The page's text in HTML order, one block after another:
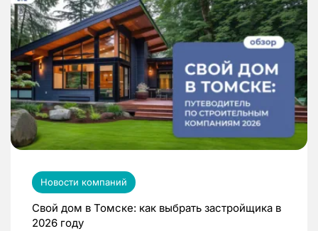
Новости компаний
Свой дом в Томске: как выбрать застройщика в
2026 году